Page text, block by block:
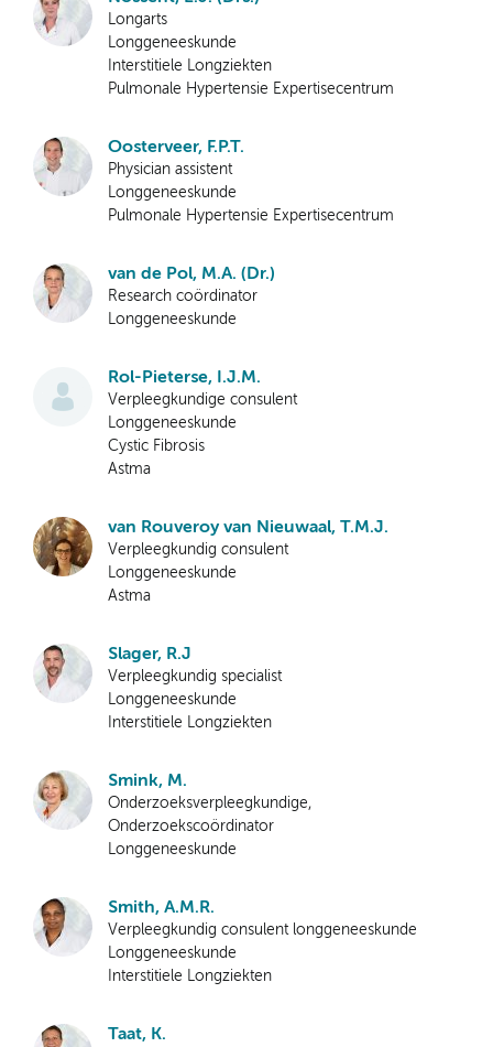
Longarts
Longgeneeskunde
Interstitiele Longziekten
Pulmonale Hypertensie Expertisecentrum
Oosterveer, F.P.T.
Physician assistent
Longgeneeskunde
Pulmonale Hypertensie Expertisecentrum
van de Pol, M.A. (Dr.)
Research coördinator
Longgeneeskunde
Rol-Pieterse, I.J.M.
Verpleegkundige consulent
Longgeneeskunde
Cystic Fibrosis
Astma
van Rouveroy van Nieuwaal, T.M.J.
Verpleegkundig consulent
Longgeneeskunde
Astma
Slager, R.J
Verpleegkundig specialist
Longgeneeskunde
Interstitiele Longziekten
Smink, M.
Onderzoeksverpleegkundige,
Onderzoekscoördinator
Longgeneeskunde
Smith, A.M.R.
Verpleegkundig consulent longgeneeskunde
Longgeneeskunde
Interstitiele Longziekten
Taat, K.